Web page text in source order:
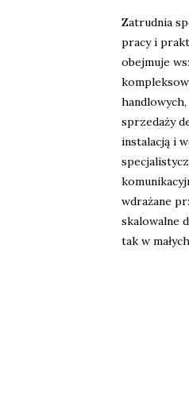
Zatrudnia
pracy i
obejmuje
sprzedaży
instalacją i
wdrażane
skalowalne
tak w